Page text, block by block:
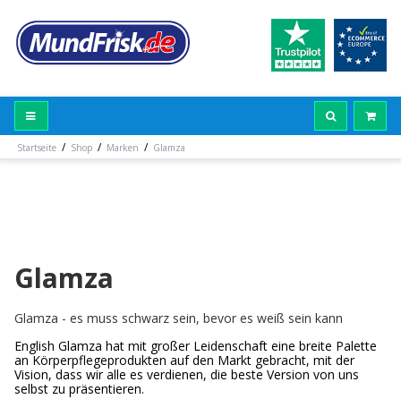
Startseite / Shop / Marken / Glamza
Glamza
Glamza - es muss schwarz sein, bevor es weiß sein kann
English Glamza hat mit großer Leidenschaft eine breite Palette
an Körperpflegeprodukten auf den Markt gebracht, mit der
Vision, dass wir alle es verdienen, die beste Version von uns
selbst zu präsentieren.